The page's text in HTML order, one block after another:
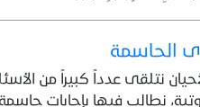
الحاسمة
نتلقى عدداً كبيراً من
نطالب فيها بإجابات